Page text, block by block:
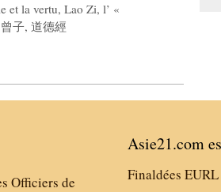
et la vertu,Lao Zi,l’ «
曾子, 道德經
Officiers de
Asie21.com
Finaldées EURL